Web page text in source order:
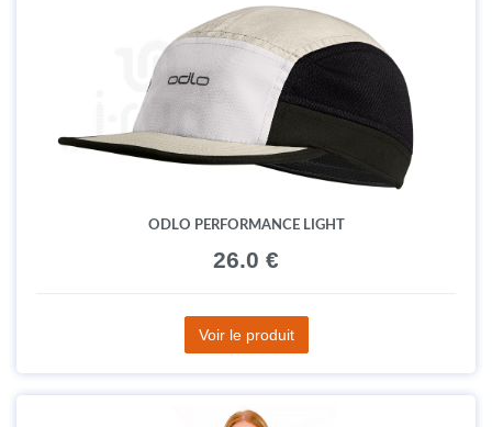
ODLO PERFORMANCE LIGHT
26.0 €
Voir le produit